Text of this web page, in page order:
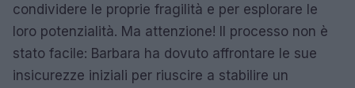
condividere le proprie fragilità e per esplorare le
loro potenzialità. Ma attenzione! Il processo non è
stato facile: Barbara ha dovuto affrontare le sue
insicurezze iniziali per riuscire a stabilire un